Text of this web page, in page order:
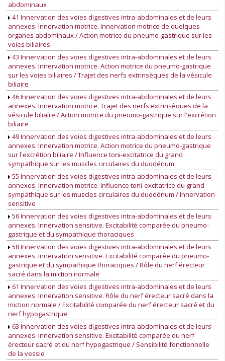
abdominaux
41 Innervation des voies digestives intra-abdominales et de leurs
annexes. Innervation motrice. Innervation motrice de quelques
organes abdominaux / Action motrice du pneumo-gastrique sur les
voies biliaires
43 Innervation des voies digestives intra-abdominales et de leurs
annexes. Innervation motrice. Action motrice du pneumo-gastrique
sur les voies biliaires / Trajet des nerfs extrinsèques de la vésicule
biliaire
46 Innervation des voies digestives intra-abdominales et de leurs
annexes. Innervation motrice. Trajet des nerfs extrinsèques de la
vésicule biliaire / Action motrice du pneumo-gastrique sur l'excrétion
biliaire
49 Innervation des voies digestives intra-abdominales et de leurs
annexes. Innervation motrice. Action motrice du pneumo-gastrique
sur l'excrétion biliaire / Influence toni-excitatrice du grand
sympathique sur les muscles circulaires du duodénum
55 Innervation des voies digestives intra-abdominales et de leurs
annexes. Innervation motrice. Influence toni-excitatrice du grand
sympathique sur les muscles circulaires du duodénum / Innervation
sensitive
56 Innervation des voies digestives intra-abdominales et de leurs
annexes. Innervation sensitive. Excitabilité comparée du pneumo-
gastrique et du sympathique thoraciques
58 Innervation des voies digestives intra-abdominales et de leurs
annexes. Innervation sensitive. Excitabilité comparée du pneumo-
gastrique et du sympathique thoraciques / Rôle du nerf érecteur
sacré dans la miction normale
61 Innervation des voies digestives intra-abdominales et de leurs
annexes. Innervation sensitive. Rôle du nerf érecteur sacré dans la
miction normale / Excitabilité comparée du nerf érecteur sacré et du
nerf hypogastrique
63 Innervation des voies digestives intra-abdominales et de leurs
annexes. Innervation sensitive. Excitabilité comparée du nerf
érecteur sacré et du nerf hypogastrique / Sensibilité fonctionnelle
de la vessie